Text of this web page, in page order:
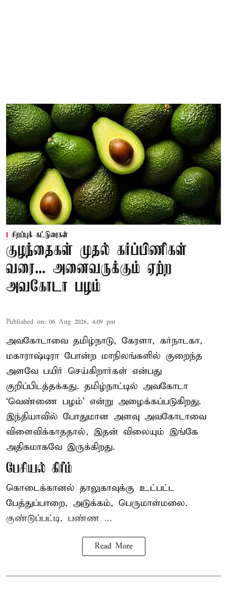
சிறப்புக் கட்டுரைகள்
குழந்தைகள் முதல் கர்ப்பிணிகள்
வரை... அனைவருக்கும் ஏற்ற
அவகோடா பழம்
Published on: 06 Aug 2026, 4:09 pm
அவகோடாவை தமிழ்நாடு, கேரளா, கர்நாடகா,
மகாராஷ்டிரா போன்ற மாநிலங்களில் குறைந்த
அளவே பயிர் செய்கிறார்கள் என்பது
குறிப்பிடத்தக்கது. தமிழ்நாட்டில் அவகோடா
‘வெண்ணை பழம்’ என்று அழைக்கப்படுகிறது.
இந்தியாவில் போதுமான அளவு அவகோடாவை
விளைவிக்காததால், இதன் விலையும் இங்கே
அதிகமாகவே இருக்கிறது.
பேசியல் கிரீம்
கொடைக்கானல் தாலுகாவுக்கு உட்பட்ட
பேத்துப்பாறை, அடுக்கம், பெருமாள்மலை.
குண்டுப்பட்டி, பண்ண ...
Read More